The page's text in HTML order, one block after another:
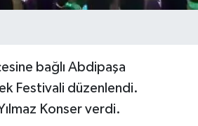
bağlı Abdipaşa
Festivali düzenlendi.
Konser verdi.